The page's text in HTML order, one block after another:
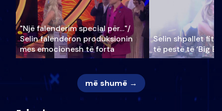
"Një falenderim special për…"/
Selin falënderon produksionin
mes emocionesh të forta
Selin shpallet
të pestë të ‘Big
më shumë →